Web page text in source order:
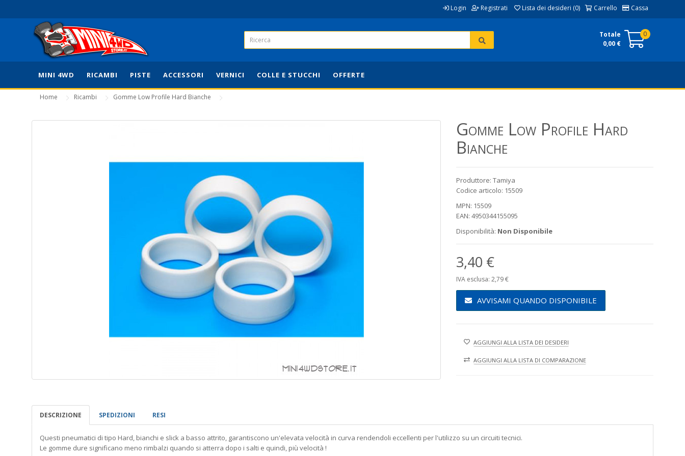
Login Registrati Lista dei desideri (0) Carrello Cassa
0
Totale
0,00 €
MINI 4WD RICAMBI PISTE ACCESSORI VERNICI COLLE E STUCCHI OFFERTE
Home Ricambi Gomme Low Profile Hard Bianche
Gomme Low Profile Hard
Bianche
Produttore: Tamiya
Codice articolo: 15509
MPN: 15509
EAN: 4950344155095
Disponibilità: Non Disponibile
3,40 €
IVA esclusa: 2,79 €
AVVISAMI QUANDO DISPONIBILE
AGGIUNGI ALLA LISTA DEI DESIDERI
AGGIUNGI ALLA LISTA DI COMPARAZIONE
DESCRIZIONE SPEDIZIONI RESI
Questi pneumatici di tipo Hard, bianchi e slick a basso attrito, garantiscono un'elevata velocità in curva rendendoli eccellenti per l'utilizzo su un circuiti tecnici.
Le gomme dure significano meno rimbalzi quando si atterra dopo i salti e quindi, più velocità !